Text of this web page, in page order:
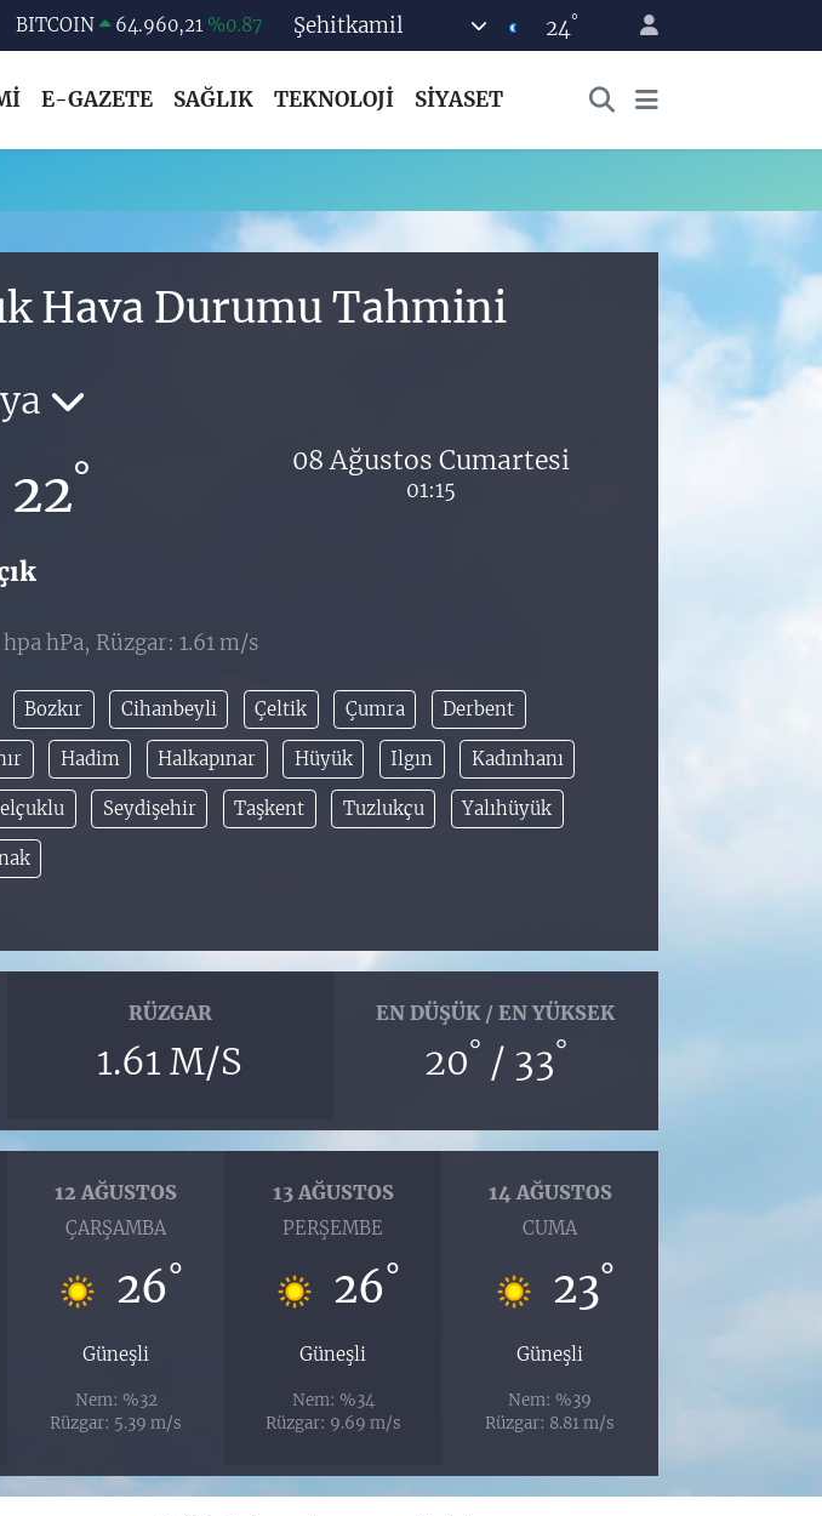
BITCOIN 64.960,21 %0.87
EURO
55,2510 %0.32
STERLİN
64,4811 %0.38
%-14
Şehitkamil 24°
E-GAZETE SAĞLIK TEKNOLOJİ SİYASET
Hava Durumu Tahmini
22° 08 Ağustos Cumartesi
01:15
hPa, Rüzgar: 1.61 m/s
Bozkır Cihanbeyli Çeltik Çumra Derbent
Hadim Halkapınar Hüyük Ilgın Kadınhanı
Seydişehir Taşkent Tuzlukçu Yalıhüyük
RÜZGAR
1.61 M/S
EN DÜŞÜK / EN YÜKSEK
20° / 33°
12 AĞUSTOS
ÇARŞAMBA
26°
Güneşli
Nem: %32
Rüzgar: 5.39 m/s
13 AĞUSTOS
PERŞEMBE
26°
Güneşli
Nem: %34
Rüzgar: 9.69 m/s
14 AĞUSTOS
CUMA
23°
Güneşli
Nem: %39
Rüzgar: 8.81 m/s